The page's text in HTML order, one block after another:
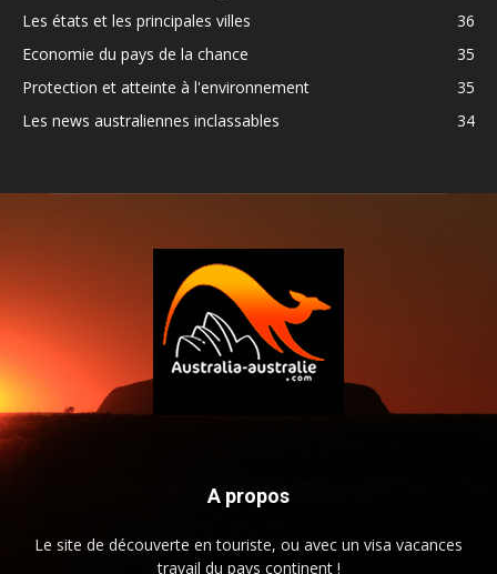
Les états et les principales villes
36
Economie du pays de la chance
35
Protection et atteinte à l'environnement
35
Les news australiennes inclassables
34
A propos
Le site de découverte en touriste, ou avec un visa vacances
travail du pays continent !